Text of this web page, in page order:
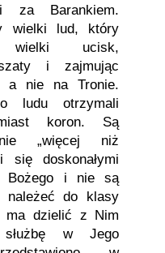
za Barankiem.
wielki lud, który
wielki ucisk,
i zajmując
a nie na Tronie.
ludu otrzymali
koron. Są
„więcej niż
się doskonałymi
Bożego i nie są
należeć do klasy
ma dzielić z Nim
w Jego